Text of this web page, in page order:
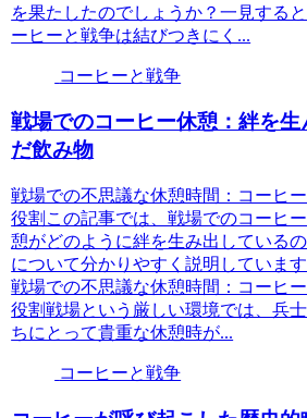
を果たしたのでしょうか？一見する
ーヒーと戦争は結びつきにく...
コーヒーと戦争
戦場でのコーヒー休憩：絆を生
だ飲み物
戦場での不思議な休憩時間：コーヒ
役割この記事では、戦場でのコーヒ
憩がどのように絆を生み出している
について分かりやすく説明しています
戦場での不思議な休憩時間：コーヒ
役割戦場という厳しい環境では、兵
ちにとって貴重な休憩時が...
コーヒーと戦争